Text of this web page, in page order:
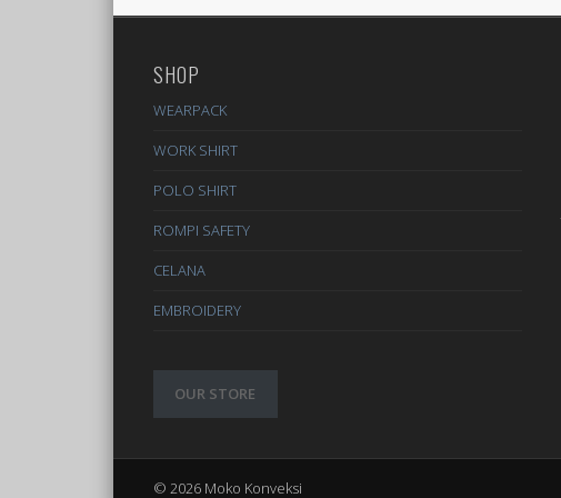
SHOP
WEARPACK
WORK SHIRT
POLO SHIRT
ROMPI SAFETY
CELANA
EMBROIDERY
OUR STORE
© 2026 Moko Konveksi